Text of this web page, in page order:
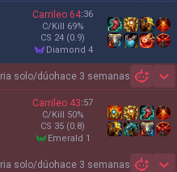
Carrileo 64:36
C/Kill 69%
CS 24 (0.9)
diamond 4
solo/dúohace 3 semanas
Carrileo 43:57
C/Kill 50%
CS 35 (0.8)
emerald 1
solo/dúohace 3 semanas